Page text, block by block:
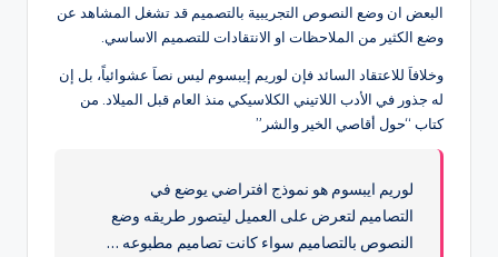
البعض ان وضع النصوص التجريبية بالتصميم قد تشغل المشاهد عن
وضع الكثير من الملاحظات او الانتقادات للتصميم الاساسي.
وخلافاَ للاعتقاد السائد فإن لوريم إيبسوم ليس نصاَ عشوائياً، بل إن
له جذور في الأدب اللاتيني الكلاسيكي منذ العام قبل الميلاد. من
كتاب “حول أقاصي الخير والشر”
لوريم ايبسوم هو نموذج افتراضي يوضع في
التصاميم لتعرض على العميل ليتصور طريقه وضع
النصوص بالتصاميم سواء كانت تصاميم مطبوعه …